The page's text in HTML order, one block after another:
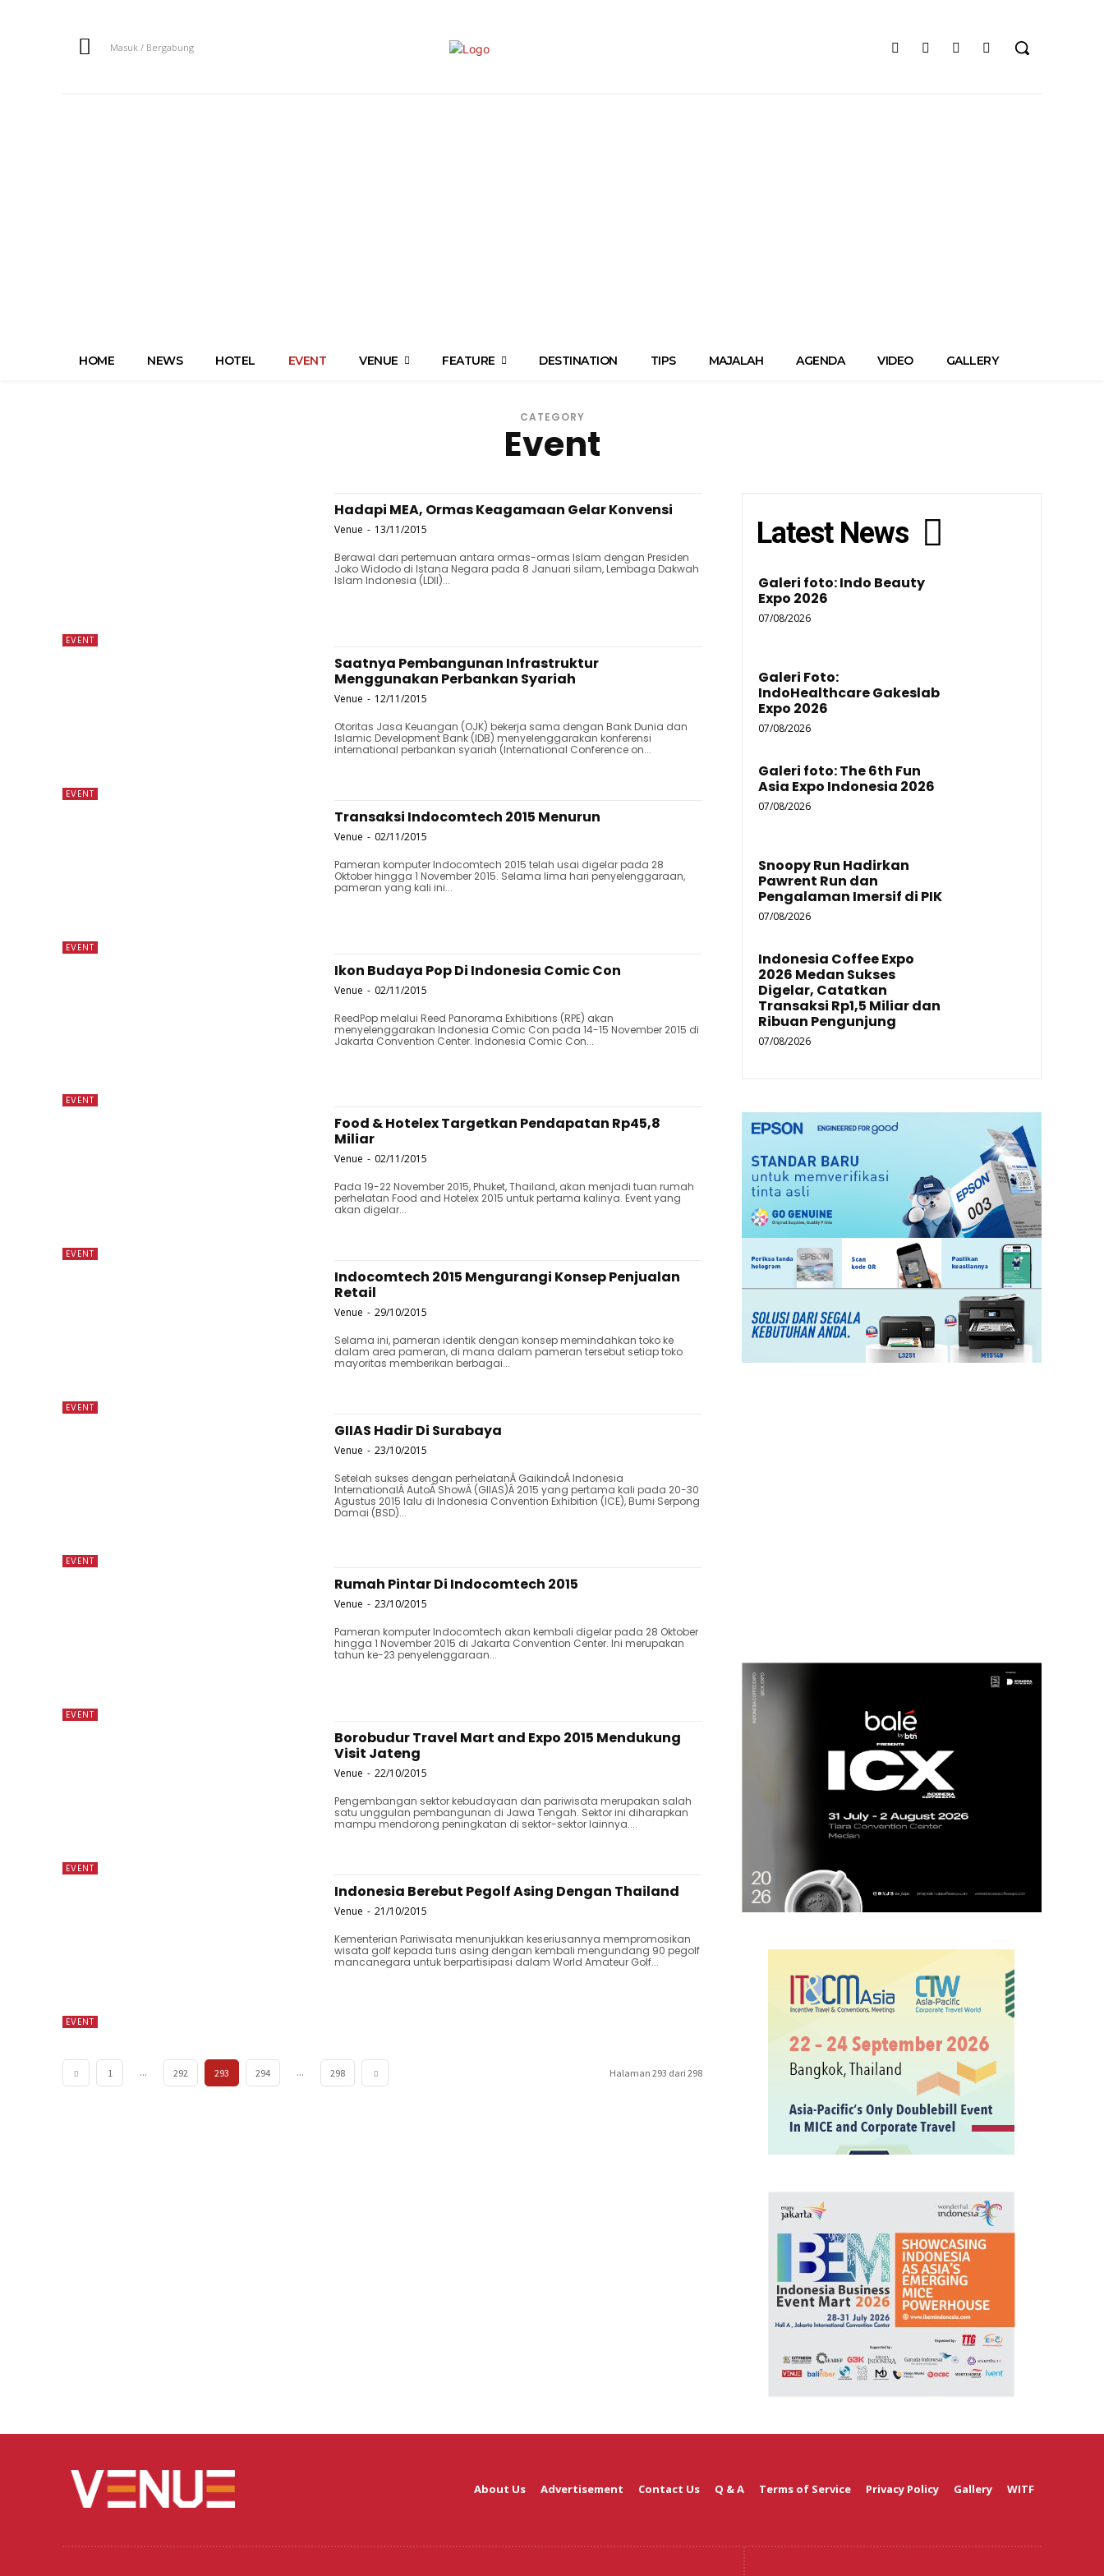
Masuk / Bergabung
HOME NEWS HOTEL EVENT VENUE FEATURE DESTINATION TIPS MAJALAH AGENDA VIDEO GALLERY
CATEGORY
Event
EVENT
Hadapi MEA, Ormas Keagamaan Gelar Konvensi
Venue - 13/11/2015
Berawal dari pertemuan antara ormas-ormas Islam dengan Presiden
Joko Widodo di Istana Negara pada 8 Januari silam, Lembaga Dakwah
Islam Indonesia (LDII)...
EVENT
Saatnya Pembangunan Infrastruktur
Menggunakan Perbankan Syariah
Venue - 12/11/2015
Otoritas Jasa Keuangan (OJK) bekerja sama dengan Bank Dunia dan
Islamic Development Bank (IDB) menyelenggarakan konferensi
international perbankan syariah (International Conference on...
EVENT
Transaksi Indocomtech 2015 Menurun
Venue - 02/11/2015
Pameran komputer Indocomtech 2015 telah usai digelar pada 28
Oktober hingga 1 November 2015. Selama lima hari penyelenggaraan,
pameran yang kali ini...
EVENT
Ikon Budaya Pop Di Indonesia Comic Con
Venue - 02/11/2015
ReedPop melalui Reed Panorama Exhibitions (RPE) akan
menyelenggarakan Indonesia Comic Con pada 14-15 November 2015 di
Jakarta Convention Center. Indonesia Comic Con...
EVENT
Food & Hotelex Targetkan Pendapatan Rp45,8
Miliar
Venue - 02/11/2015
Pada 19-22 November 2015, Phuket, Thailand, akan menjadi tuan rumah
perhelatan Food and Hotelex 2015 untuk pertama kalinya. Event yang
akan digelar...
EVENT
Indocomtech 2015 Mengurangi Konsep Penjualan
Retail
Venue - 29/10/2015
Selama ini, pameran identik dengan konsep memindahkan toko ke
dalam area pameran, di mana dalam pameran tersebut setiap toko
mayoritas memberikan berbagai...
EVENT
GIIAS Hadir Di Surabaya
Venue - 23/10/2015
Setelah sukses dengan perhelatanÂ GaikindoÂ Indonesia
InternationalÂ AutoÂ ShowÂ (GIIAS)Â 2015 yang pertama kali pada 20-30
Agustus 2015 lalu di Indonesia Convention Exhibition (ICE), Bumi Serpong
Damai (BSD)...
EVENT
Rumah Pintar Di Indocomtech 2015
Venue - 23/10/2015
Pameran komputer Indocomtech akan kembali digelar pada 28 Oktober
hingga 1 November 2015 di Jakarta Convention Center. Ini merupakan
tahun ke-23 penyelenggaraan...
EVENT
Borobudur Travel Mart and Expo 2015 Mendukung
Visit Jateng
Venue - 22/10/2015
Pengembangan sektor kebudayaan dan pariwisata merupakan salah
satu unggulan pembangunan di Jawa Tengah. Sektor ini diharapkan
mampu mendorong peningkatan di sektor-sektor lainnya....
EVENT
Indonesia Berebut Pegolf Asing Dengan Thailand
Venue - 21/10/2015
Kementerian Pariwisata menunjukkan keseriusannya mempromosikan
wisata golf kepada turis asing dengan kembali mengundang 90 pegolf
mancanegara untuk berpartisipasi dalam World Amateur Golf...
1 ... 292 293 294 ... 298 Halaman 293 dari 298
Latest News
Galeri foto: Indo Beauty
Expo 2026
07/08/2026
Galeri Foto:
IndoHealthcare Gakeslab
Expo 2026
07/08/2026
Galeri foto: The 6th Fun
Asia Expo Indonesia 2026
07/08/2026
Snoopy Run Hadirkan
Pawrent Run dan
Pengalaman Imersif di PIK
07/08/2026
Indonesia Coffee Expo
2026 Medan Sukses
Digelar, Catatkan
Transaksi Rp1,5 Miliar dan
Ribuan Pengunjung
07/08/2026
About Us Advertisement Contact Us Q & A Terms of Service Privacy Policy Gallery WITF